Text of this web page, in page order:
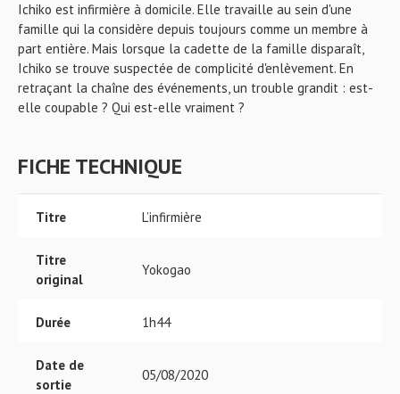
Ichiko est infirmière à domicile. Elle travaille au sein d'une
famille qui la considère depuis toujours comme un membre à
part entière. Mais lorsque la cadette de la famille disparaît,
Ichiko se trouve suspectée de complicité d'enlèvement. En
retraçant la chaîne des événements, un trouble grandit : est-
elle coupable ? Qui est-elle vraiment ?
FICHE TECHNIQUE
Titre L’infirmière
Titre
original
Yokogao
Durée 1h44
Date de
sortie
05/08/2020